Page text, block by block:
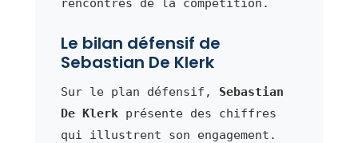
rencontres de la compétition.
Le bilan défensif de
Sebastian De Klerk
Sur le plan défensif, Sebastian
De Klerkprésente des chiffres
qui illustrent son engagement.